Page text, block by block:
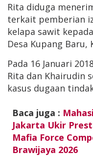
Rita diduga
terkait pemberian
kelapa sawit
Desa Kupang Baru,
Pada 16 Januari
Rita dan Khairudin
kasus dugaan
Baca juga :
Jakarta Ukir
Mafia Force
Brawijaya 2026